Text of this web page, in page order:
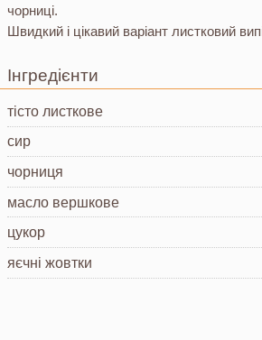
чорниці.
Швидкий і цікавий варіант листковий
Інгредієнти
тісто листкове
сир
чорниця
масло вершкове
цукор
яєчні жовтки